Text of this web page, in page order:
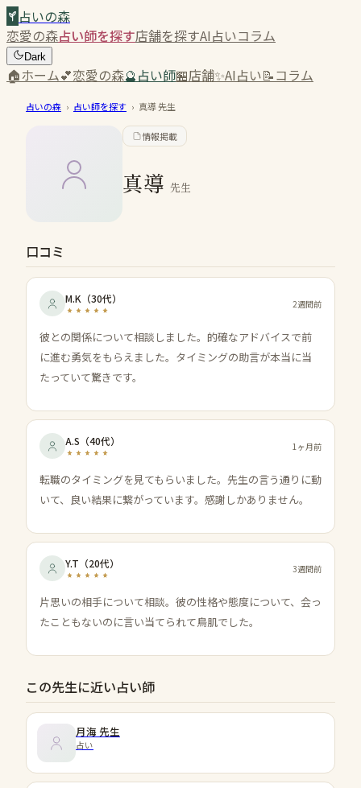
占いの森
恋愛の森占い師を探す店舗を探すAI占いコラム
Dark
🏠ホーム💕恋愛の森🔮占い師🏪店舗✨AI占い📝コラム
占いの森 › 占い師を探す › 真導先生
情報掲載
真導 先生
口コミ
M.K （30代） 2週間前
彼との関係について相談しました。的確なアドバイスで前
に進む勇気をもらえました。タイミングの助言が本当に当
たっていて驚きです。
A.S （40代） 1ヶ月前
転職のタイミングを見てもらいました。先生の言う通りに動
いて、良い結果に繋がっています。感謝しかありません。
Y.T （20代） 3週間前
片思いの相手について相談。彼の性格や態度について、会っ
たこともないのに言い当てられて鳥肌でした。
この先生に近い占い師
月海 先生
占い